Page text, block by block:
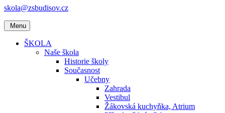
skola@zsbudisov.cz
Menu
ŠKOLA
Naše škola
Historie školy
Současnost
Učebny
Zahrada
Vestibul
Žákovská kuchyňka, Atrium